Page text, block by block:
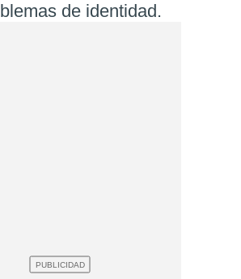
de identidad.